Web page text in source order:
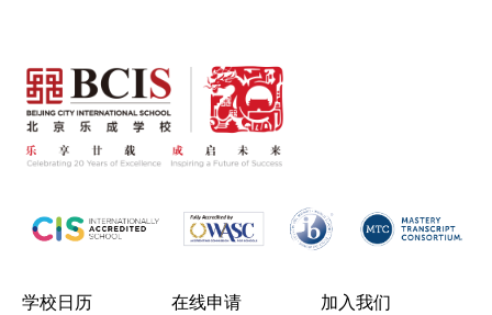
学校日历 在线申请 加入我们